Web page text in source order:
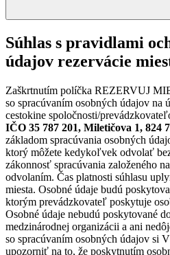
Súhlas s pravidlami
údajov rezervácie
Zaškrtnutím políčka REZERVUJ
so spracúvaním osobných údajov na
cestokine spoločnosti/
IČO 35 787 201, Miletičova 1, 824
základom spracúvania osobných
ktorý môžete kedykoľvek odvolať
zákonnosť spracúvania založeného
odvolaním. Čas platnosti súhlasu
miesta. Osobné údaje budú
ktorým prevádzkovateľ poskytuje
Osobné údaje nebudú poskytované
medzinárodnej organizácii a ani
so spracúvaním osobných údajov si
upozorniť na to, že poskytnutím